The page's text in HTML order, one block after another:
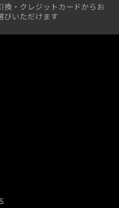
換・クレジットカードからお
びいただけます